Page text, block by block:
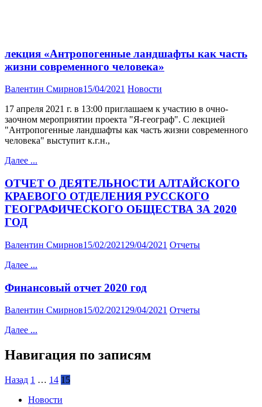
лекция «Антропогенные ландшафты как часть
жизни современного человека»
Валентин Смирнов15/04/2021 Новости
17 апреля 2021 г. в 13:00 приглашаем к участию в очно-
заочном мероприятии проекта "Я-географ". С лекцией
"Антропогенные ландшафты как часть жизни современного
человека" выступит к.г.н.,
Далее ...
ОТЧЕТ О ДЕЯТЕЛЬНОСТИ АЛТАЙСКОГО
КРАЕВОГО ОТДЕЛЕНИЯ РУССКОГО
ГЕОГРАФИЧЕСКОГО ОБЩЕСТВА ЗА 2020
ГОД
Валентин Смирнов15/02/2021 29/04/2021 Отчеты
Далее ...
Финансовый отчет 2020 год
Валентин Смирнов15/02/2021 29/04/2021 Отчеты
Далее ...
Навигация по записям
Назад 1 … 14 15
Новости